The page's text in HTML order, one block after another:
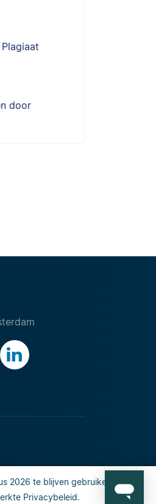
2026 te blijven gebruiken, gaat u
Privacybeleid.
door
Veiligheid en privacy